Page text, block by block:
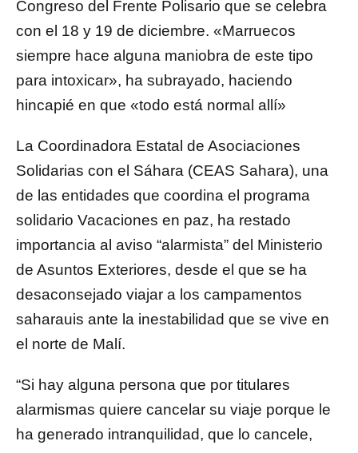
Congreso del Frente Polisario que se celebra
con el 18 y 19 de diciembre. «Marruecos
siempre hace alguna maniobra de este tipo
para intoxicar», ha subrayado, haciendo
hincapié en que «todo está normal allí»
La Coordinadora Estatal de Asociaciones
Solidarias con el Sáhara (CEAS Sahara), una
de las entidades que coordina el programa
solidario Vacaciones en paz, ha restado
importancia al aviso “alarmista” del Ministerio
de Asuntos Exteriores, desde el que se ha
desaconsejado viajar a los campamentos
saharauis ante la inestabilidad que se vive en
el norte de Malí.
“Si hay alguna persona que por titulares
alarmismas quiere cancelar su viaje porque le
ha generado intranquilidad, que lo cancele,